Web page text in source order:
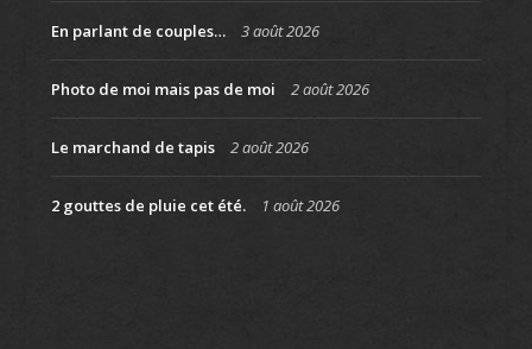
En parlant de couples… 3 août 2026
Photo de moi mais pas de moi 2 août 2026
Le marchand de tapis 2 août 2026
2 gouttes de pluie cet été. 1 août 2026